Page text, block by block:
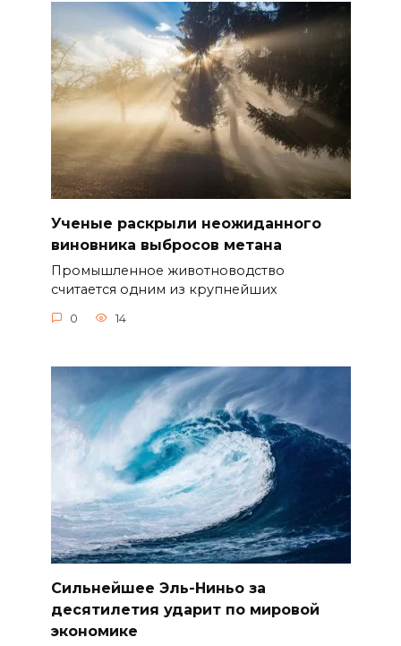
Ученые раскрыли неожиданного
виновника выбросов метана
Промышленное животноводство
считается одним из крупнейших
0 14
Сильнейшее Эль-Ниньо за
десятилетия ударит по мировой
экономике